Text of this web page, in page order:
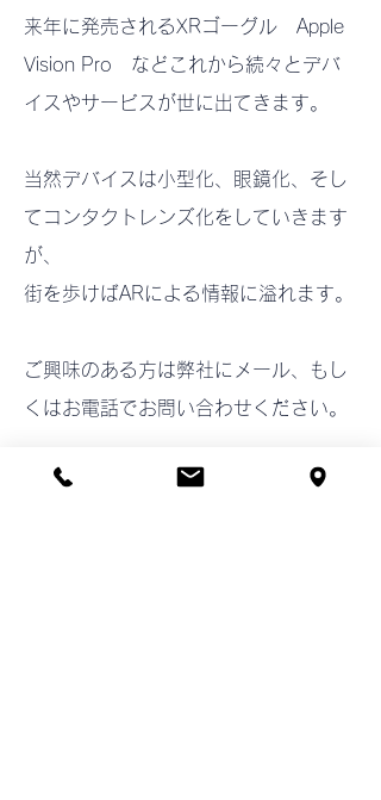
来年に発売されるXRゴーグル Apple
Vision Pro などこれから続々とデバ
イスやサービスが世に出てきます。
当然デバイスは小型化、眼鏡化、そし
てコンタクトレンズ化をしていきます
が、
街を歩けばARによる情報に溢れます。
ご興味のある方は弊社にメール、もし
くはお電話でお問い合わせください。
info@mirai-agency.com